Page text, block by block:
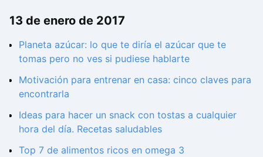
13 de enero de 2017
Planeta azúcar: lo que te diría el azúcar que te
tomas pero no ves si pudiese hablarte
Motivación para entrenar en casa: cinco claves para
encontrarla
Ideas para hacer un snack con tostas a cualquier
hora del día. Recetas saludables
Top 7 de alimentos ricos en omega 3